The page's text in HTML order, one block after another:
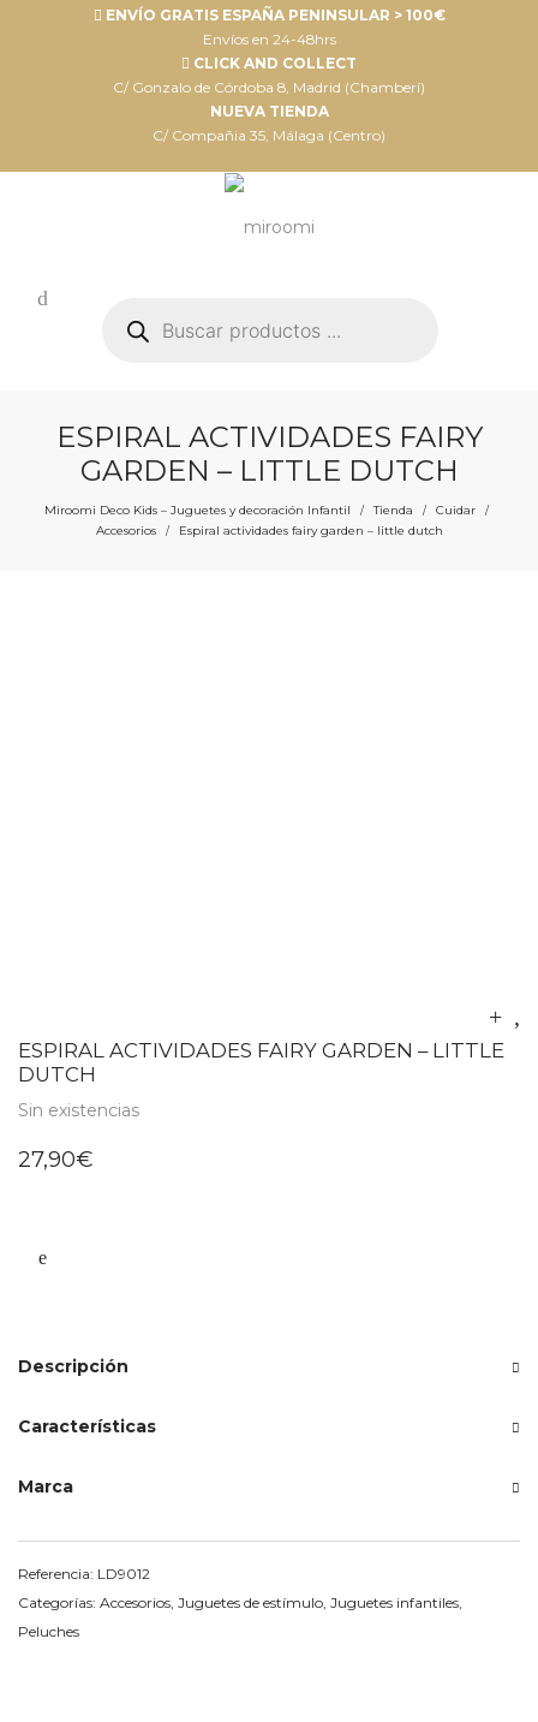
ENVÍO GRATIS ESPAÑA PENINSULAR > 100€
Envíos en 24-48hrs
CLICK AND COLLECT
C/ Gonzalo de Córdoba 8, Madrid (Chamberí)
NUEVA TIENDA
C/ Compañia 35, Málaga (Centro)
productos
ESPIRAL ACTIVIDADES FAIRY
GARDEN – LITTLE DUTCH
Miroomi Deco Kids – Juguetes y decoración Infantil / Tienda / Cuidar /
Accesorios / Espiral actividades fairy garden – little dutch
ESPIRAL ACTIVIDADES FAIRY GARDEN – LITTLE
DUTCH
Sin existencias
27,90€
Descripción
Características
Marca
Referencia: LD9012
Categorías: Accesorios Juguetes de estímulo Juguetes infantiles
Peluches